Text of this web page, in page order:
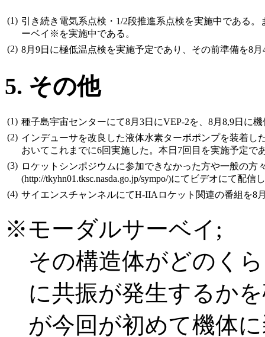
(1) 引き続き電気系点検・1/2段推進系点検を実施中である
ーベイ※を実施中である。
(2) 8月9日に極低温点検を実施予定であり、その前準備を8
5. その他
(1) 種子島宇宙センターにて8月3日にVEP-2を、8月8,9日に
(2) インデューサを改良した液体水素ターボポンプを装着
おいてこれまでに6回実施した。本日7回目を実施予定で
(3) ロケットシンポジウムに参加できなかった方や一般の
(http://tkyhn01.tksc.nasda.go.jp/sympo/)にてビデオにて配信
(4) サイエンスチャンネルにてH-IIAロケット関連の番組を8
※モーダルサーベイ;
その構造体がどのく
に共振が発生するか
が今回が初めて機体